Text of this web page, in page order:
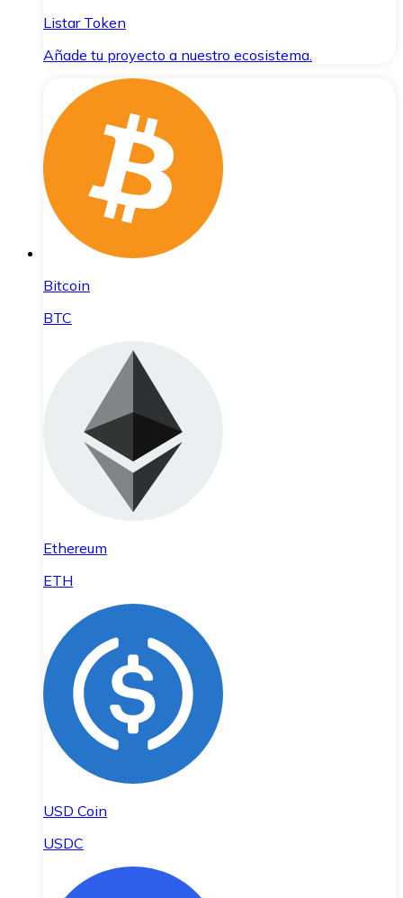
Listar Token
Añade tu proyecto a nuestro ecosistema.
Bitcoin
BTC
Ethereum
ETH
USD Coin
USDC